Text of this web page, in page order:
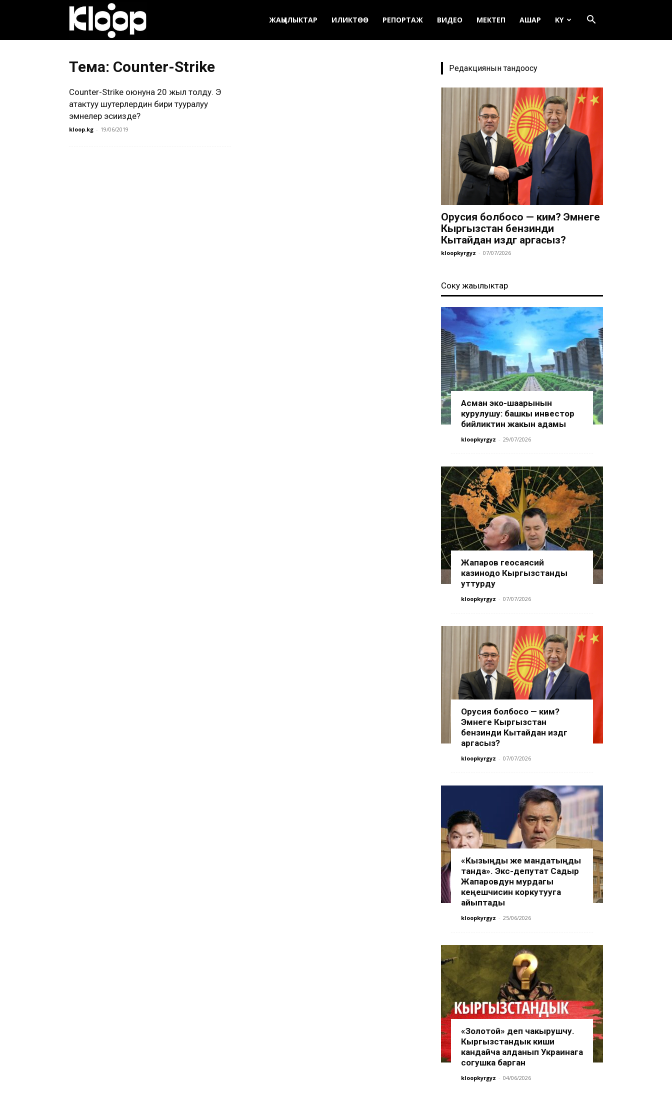
кыргызча
ЖАҢЫЛЫКТАР ИЛИКТӨӨ РЕПОРТАЖ ВИДЕО МЕКТЕП АШАР KY
Тема: Counter-Strike
Counter-Strike оюнуна 20 жыл толду. Эң
атактуу шутерлердин бири тууралуу
эмнелер эсиңизде?
kloop.kg - 19/06/2019
Редакциянын тандоосу
Орусия болбосо — ким? Эмнеге
Кыргызстан бензинди
Кытайдан издөөгө аргасыз?
kloopkyrgyz - 07/07/2026
Соңку жаңылыктар
Асман эко-шаарынын
курулушу: башкы инвестор
бийликтин жакын адамы
kloopkyrgyz - 29/07/2026
Жапаров геосаясий
казинодо Кыргызстанды
уттурду
kloopkyrgyz - 07/07/2026
Орусия болбосо — ким?
Эмнеге Кыргызстан
бензинди Кытайдан издөөгө
аргасыз?
kloopkyrgyz - 07/07/2026
«Кызыңды же мандатыңды
танда». Экс-депутат Садыр
Жапаровдун мурдагы
кеңешчисин коркутууга
айыптады
kloopkyrgyz - 25/06/2026
«Золотой» деп чакырушчу.
Кыргызстандык киши
кандайча алданып Украинага
согушка барган
kloopkyrgyz - 04/06/2026